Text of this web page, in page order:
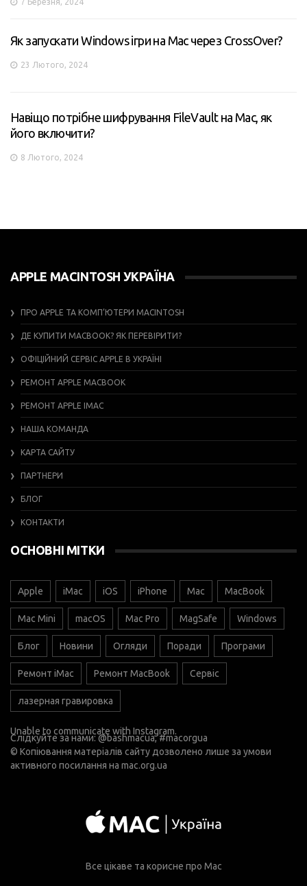
7 Березня, 2024
Як запускати Windows ігри на Mac через CrossOver?
23 Лютого, 2024
Навіщо потрібне шифрування FileVault на Mac, як
його включити?
8 Лютого, 2024
APPLE MACINTOSH УКРАЇНА
ПРО APPLE ТА КОМП’ЮТЕРИ MACINTOSH
ДЕ КУПИТИ MACBOOK? ЯК ПЕРЕВІРИТИ?
ОФІЦІЙНИЙ СЕРВІС APPLE В УКРАЇНІ
РЕМОНТ APPLE MACBOOK
РЕМОНТ APPLE IMAC
НАША КОМАНДА
КАРТА САЙТУ
ПАРТНЕРИ
БЛОГ
КОНТАКТИ
ОСНОВНІ МІТКИ
Apple iMac iOS iPhone Mac MacBook
Mac Mini macOS Mac Pro MagSafe Windows
Блог Новини Огляди Поради Програми
Ремонт iMac Ремонт MacBook Сервіс
лазерная гравировка
Unable to communicate with Instagram.
Слідкуйте за нами:@bashmacua, #macorgua
© Копіювання матеріалів сайту дозволено лише за умови
активного посилання на mac.org.ua
Все цікаве та корисне про Mac